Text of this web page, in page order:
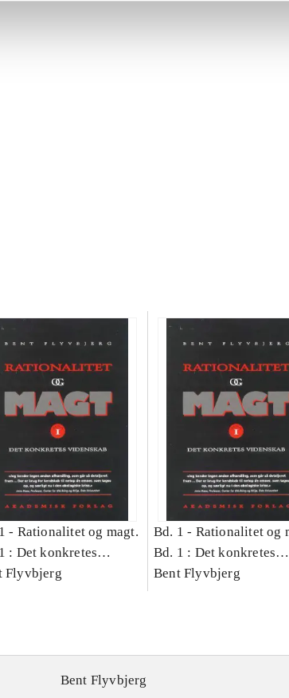
- Rationalitet og magt.
: Det konkretes
Flyvbjerg
Bd. 1 - Rationalitet og
Bd. 1 : Det konkretes
videnskab
Bent Flyvbjerg
Bent Flyvbjerg